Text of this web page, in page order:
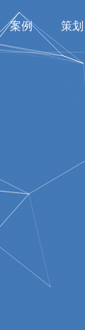
案例 策划